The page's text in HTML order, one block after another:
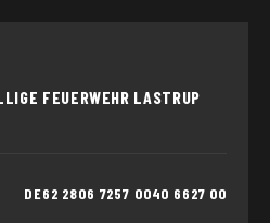
FEUERWEHR LASTRUP
DE62 2806 7257 0040 6627 00